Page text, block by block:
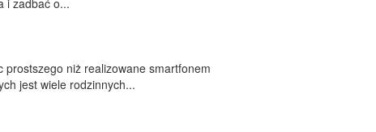
i zadbać o...
prostszego niż realizowane smartfonem
jest wiele rodzinnych...